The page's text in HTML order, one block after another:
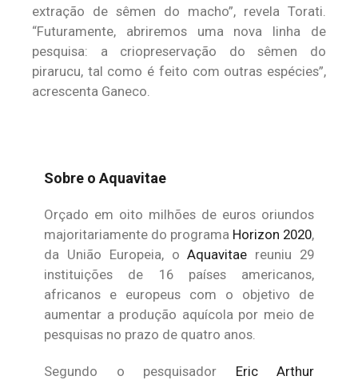
extração de sêmen do macho”, revela Torati.
“Futuramente, abriremos uma nova linha de
pesquisa: a criopreservação do sêmen do
pirarucu, tal como é feito com outras espécies”,
acrescenta Ganeco.
Sobre o Aquavitae
Orçado em oito milhões de euros oriundos
majoritariamente do programa Horizon 2020,
da União Europeia, oAquavitae reuniu 29
instituições de 16 países americanos,
africanos e europeus com o objetivo de
aumentar a produção aquícola por meio de
pesquisas no prazo de quatro anos.
Segundo o pesquisador Eric Arthur